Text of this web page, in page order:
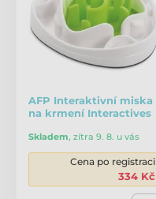
AFP Interaktivní miska
na krmení Interactives
Skladem, zítra 9. 8. u vás
Cena po registraci
334 Kč